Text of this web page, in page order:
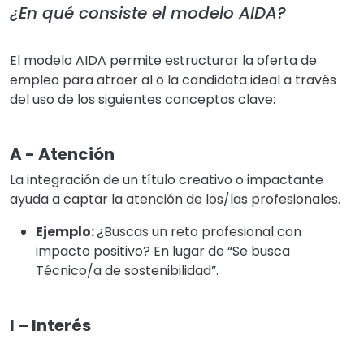
¿En qué consiste el modelo AIDA?
El modelo AIDA permite estructurar la oferta de
empleo para atraer al o la candidata ideal a través
del uso de los siguientes conceptos clave:
A - Atención
La integración de un título creativo o impactante
ayuda a captar la atención de los/las profesionales.
Ejemplo:¿Buscas un reto profesional con
impacto positivo? En lugar de “Se busca
Técnico/a de sostenibilidad”.
I – Interés